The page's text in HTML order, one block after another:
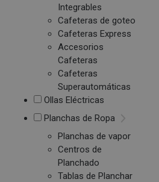
Integrables
Cafeteras de goteo
Cafeteras Express
Accesorios
Cafeteras
Cafeteras
Superautomáticas
Ollas Eléctricas
Planchas de Ropa
Planchas de vapor
Centros de
Planchado
Tablas de Planchar